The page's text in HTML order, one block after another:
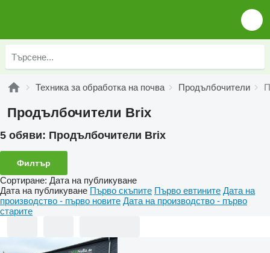
Техника за обработка на почва Продълбочители
Продълбочители Brix
5 обяви: Продълбочители Brix
Филтър
Сортиране: Дата на публикуване
Дата на публикуване Първо скъпите Първо евтините Дата на
производство - първо новите Дата на производство - първо
старите